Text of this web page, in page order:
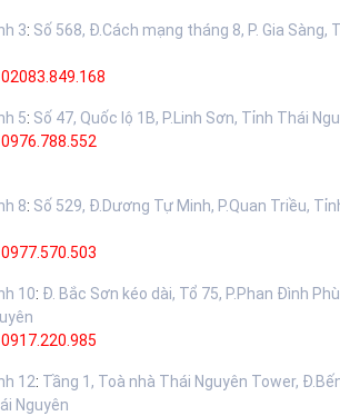
3: Số 568, Đ.Cách mạng tháng 8, P. Gia Sàng,
02083.849.168
5: Số 47, Quốc lộ 1B, P.Linh Sơn, Tỉnh Thái
0976.788.552
8: Số 529, Đ.Dương Tự Minh, P.Quan Triều,
0977.570.503
10: Đ. Bắc Sơn kéo dài, Tổ 75, P.Phan Đình
0917.220.985
12: Tầng 1, Toà nhà Thái Nguyên Tower,
Nguyên